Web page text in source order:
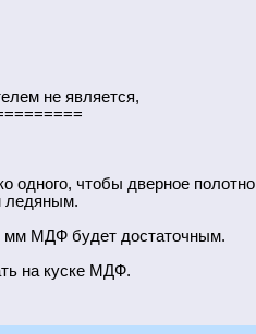
не является,
одного, чтобы дверное
ледяным.
мм МДФ будет достаточным.
на куске МДФ.